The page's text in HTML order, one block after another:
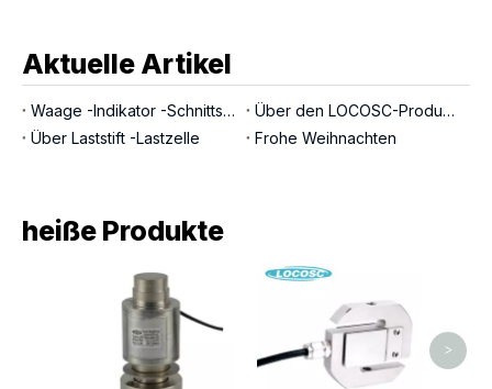
Aktuelle Artikel
Waage -Indikator -Schnittstellen
Über den LOCOSC-Produktionsprozess für Waagen, Wägezellen und Indikatoren
Über Laststift -Lastzelle
Frohe Weihnachten
heiße Produkte
>